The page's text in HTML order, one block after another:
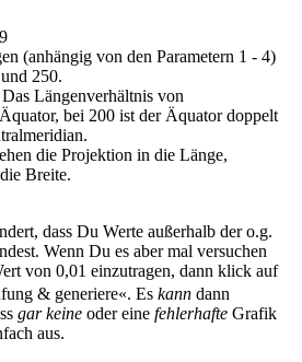
(anhängig von den Parametern 1 - 4)
250.
Längenverhältnis von
bei 200 ist der Äquator doppelt
die Projektion in die Länge,
Breite.
dass Du Werte außerhalb der o.g.
Wenn Du es aber mal versuchen
von 0,01 einzutragen, dann klick auf
& generiere«. Es kann dann
gar keine oder eine fehlerhafte Grafik
aus.